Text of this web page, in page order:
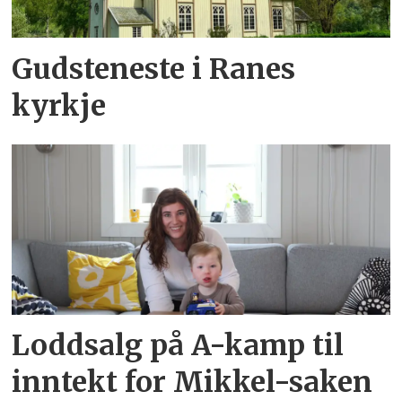
Gudsteneste i Ranes
kyrkje
Loddsalg på A-kamp til
inntekt for Mikkel-saken